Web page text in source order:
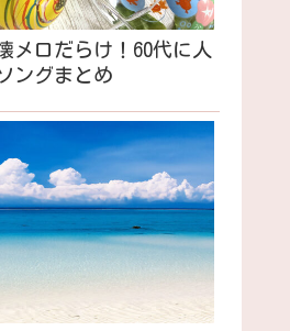
メロだらけ！60代に人
ングまとめ